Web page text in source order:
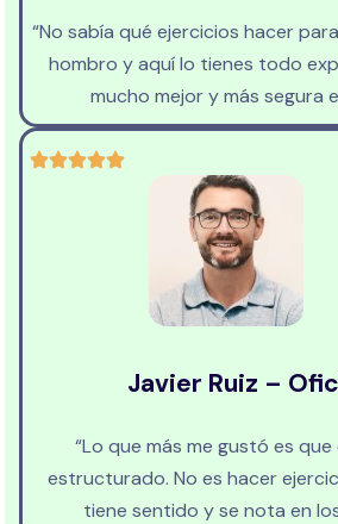
“No sabía qué ejercicios hacer
hombro y aquí lo tienes todo
mucho mejor y más segura
Javier Ruiz –
“Lo que más me gustó es
estructurado. No es hacer
tiene sentido y se nota en